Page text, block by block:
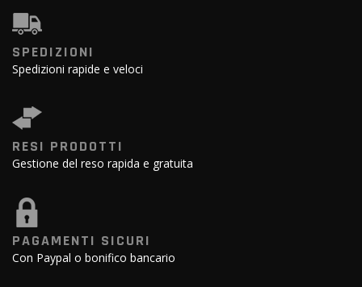
SPEDIZIONI
Spedizioni rapide e veloci
RESI PRODOTTI
Gestione del reso rapida e gratuita
PAGAMENTI SICURI
Con Paypal o bonifico bancario